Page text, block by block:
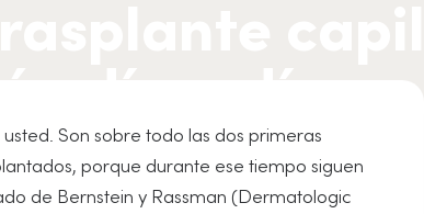
Son sobre todo las dos primeras
porque durante ese tiempo siguen
de Bernstein y Rassman (Dermatologic